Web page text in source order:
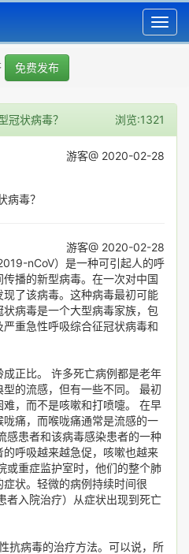
免费发布
冠状病毒？ 浏览:1321
游客@ 2020-02-28
病毒？
游客@ 2020-02-28
nCoV）是一种可引起人的呼
播的新型病毒。在一次对中国
了该病毒。这种病毒最初可能
病毒是一个大型病毒家族，包
重急性呼吸综合征冠状病毒和
正比。 许多死亡病例都是老年
的流感，但有一些不同。 最初
，而不是咳嗽和打喷嚏。 在早
痛，而喉咙痛通常是流感的一
感患者和该病毒感染患者的一种
呼吸越来越急促，咳嗽也越来
或重症监护室时，他们的整个肺
状。轻微的病例持续时间很
者入院治疗）从症状出现到死亡
抗病毒的治疗方法。可以说，所